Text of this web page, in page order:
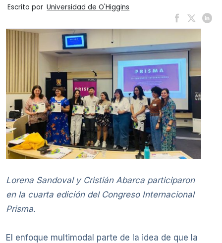
Escrito por Universidad de O'Higgins
Lorena Sandoval y Cristián Abarca participaron
en la cuarta edición del Congreso Internacional
Prisma.
El enfoque multimodal parte de la idea de que la